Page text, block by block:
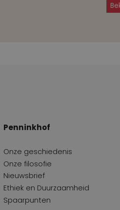
Penninkhof
Onze geschiedenis
Onze filosofie
Nieuwsbrief
Ethiek en Duurzaamheid
Spaarpunten